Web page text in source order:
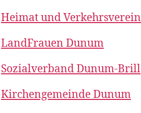
Heimat und Verkehrsverein
LandFrauen Dunum
Sozialverband Dunum-Brill
Kirchengemeinde Dunum